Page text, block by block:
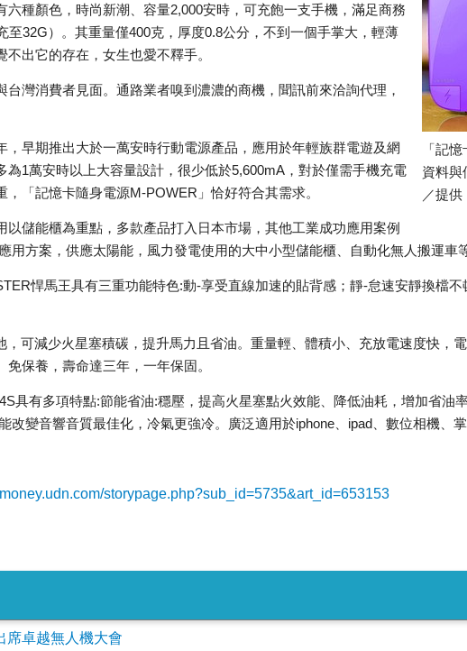
「記
資料與
／提供
六種顏色，時尚新潮、容量2,000安時，可充飽一支手機，滿足商務
至32G）。其重量僅400克，厚度0.8公分，不到一個手掌大，輕薄
出它的存在，女生也愛不釋手。
灣消費者見面。通路業者嗅到濃濃的商機，聞訊前來洽詢代理，
，早期推出大於一萬安時行動電源產品，應用於年輕族群電遊及網
為1萬安時以上大容量設計，很少低於5,600mA，對於僅需手機充電
「記憶卡隨身電源M-POWER」恰好符合其需求。
以儲能櫃為重點，多款產品打入日本市場，其他工業成功應用案例
用方案，供應太陽能，風力發電使用的大中小型儲能櫃、自動化無人搬運車等
悍馬王具有三重功能特色:動-享受直線加速的貼背感；靜-怠速安靜換檔
，可減少火星塞積碳，提升馬力且省油。重量輕、體積小、充放電速度快，
保養，壽命達三年，一年保固。
具有多項特點:節能省油:穩壓，提高火星塞點火效能、降低油耗，增加省油
改變音響音質最佳化，冷氣更強冷。廣泛適用於iphone、ipad、數位相機、
storypage.php?sub_id=5735&art_id=653153
席卓越無人機大會